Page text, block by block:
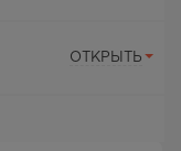
ОТКРЫТЬ